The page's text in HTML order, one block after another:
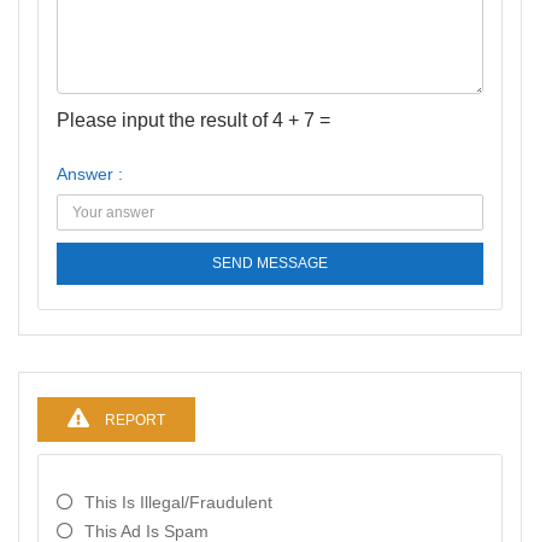
Please input the result of 4 + 7 =
Answer :
SEND MESSAGE
REPORT
This Is Illegal/fraudulent
This Ad Is Spam